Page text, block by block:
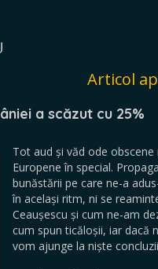
Articol
a scăzut cu 25%
Tot aud și văd ode
Europene în special.
bunăstării pe care ne-a
în același ritm, ni se
Ceaușescu și cum ne-am
cum spun ticăloșii, iar dacă
vom ajunge la niște